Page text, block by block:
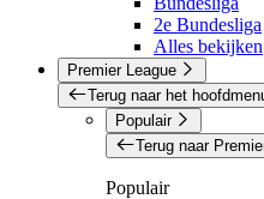
2e Bundesliga
Alles bekijken
Premier League
Terug naar het
Populair
Terug naar
Populair